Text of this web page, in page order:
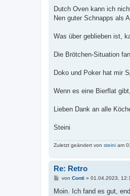
Dutch Oven kann ich
Nen guter Schnapps als
Was über geblieben ist,
Die Brötchen-Situation
Doko und Poker hat mir
Wenn es eine Bierflat
Lieben Dank an alle
Steini
Zuletzt geändert von steini am
Re: Retro
B
i
von Conti » 01.04.2023,
Moin. Ich fand es gut,